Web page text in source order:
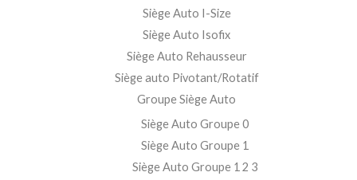
Siège Auto I-Size
Siège Auto Isofix
Siège Auto Rehausseur
Siège auto Pivotant/Rotatif
Groupe Siège Auto
Siège Auto Groupe 0
Siège Auto Groupe 1
Siège Auto Groupe 1 2 3